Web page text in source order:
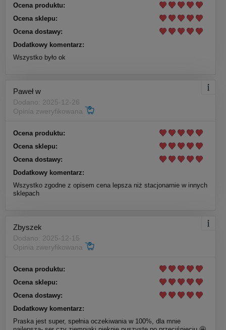
Ocena produktu:
Ocena sklepu:
Ocena dostawy:
Dodatkowy komentarz:
Wszystko było ok
Paweł w
Dodano: 2025-12-26
Opinia zweryfikowana
Ocena produktu:
Ocena sklepu:
Ocena dostawy:
Dodatkowy komentarz:
Wszystko zgodne z opisem cena lepsza niż stacjonarnie w innych
sklepach
Zbyszek
Dodano: 2025-12-15
Opinia zweryfikowana
Ocena produktu:
Ocena sklepu:
Ocena dostawy:
Dodatkowy komentarz:
Praska jest super, spełnia oczekiwania w 100%, dla mnie